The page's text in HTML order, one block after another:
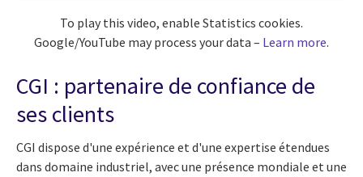
To play this video, enable Statistics cookies.
Google/YouTube may process your data – Learn more.
CGI : partenaire de confiance de
ses clients
CGI dispose d'une expérience et d'une expertise étendues
dans domaine industriel, avec une présence mondiale et une